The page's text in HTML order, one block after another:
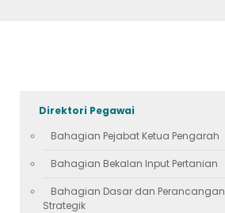
Direktori Pegawai
Bahagian Pejabat Ketua Pengarah
Bahagian Bekalan Input Pertanian
Bahagian Dasar dan Perancangan
Strategik